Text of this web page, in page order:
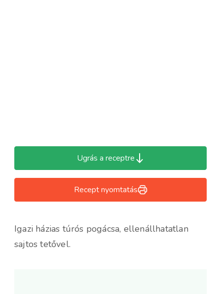
Ugrás a receptre
Recept nyomtatás
Igazi házias túrós pogácsa, ellenállhatatlan
sajtos tetővel.